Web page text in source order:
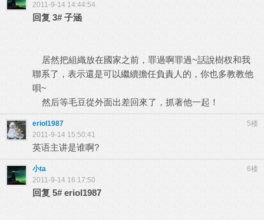
2011-9-14 14:44:54
回复 3# 子涵
居然把組織放在國家之前，罪過啊罪過~話說樹杈和我
聯系了，表示還是可以繼續擔任負責人的，你也多教教他
唄~
然后等毛豆從外面出差回來了，抓著他一起！
5楼
eriol1987
2011-9-14 15:50:41
英语主讲是谁啊?
6楼
小ta
2011-9-14 16:17:50
回复 5# eriol1987